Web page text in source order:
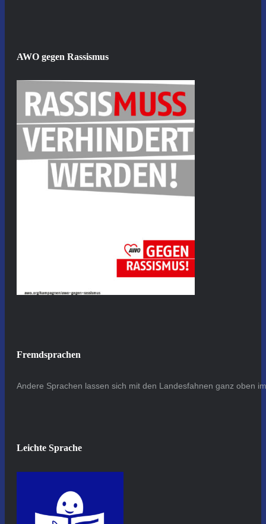
AWO gegen Rassismus
Fremdsprachen
Andere Sprachen lassen sich mit den Landesfahnen ganz oben
Leichte Sprache